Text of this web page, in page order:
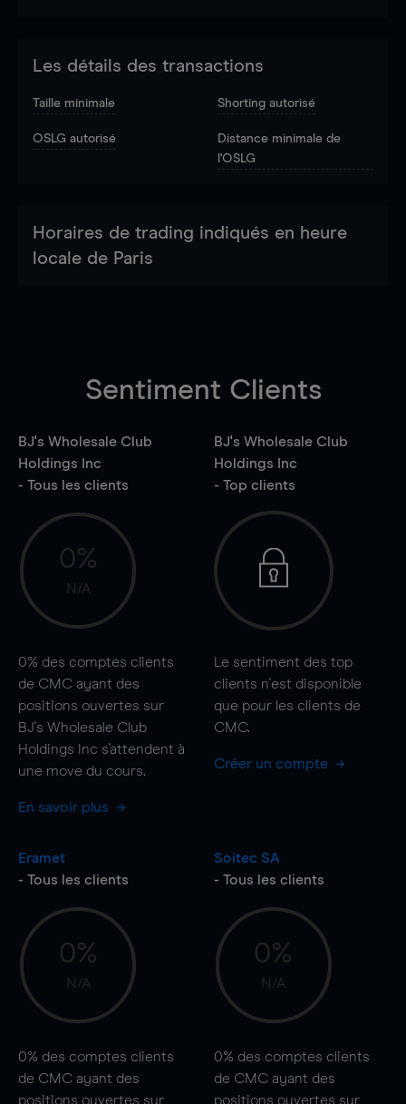
Les détails des transactions
Taille minimale Shorting autorisé
OSLG autorisé
Distance minimale de
l'OSLG
Horaires de trading indiqués en heure
locale de Paris
Sentiment Clients
BJ's Wholesale Club
Holdings Inc
- Tous les clients
0%
N/A
0% des comptes clients
de CMC ayant des
positions ouvertes sur
BJ's Wholesale Club
Holdings Inc s'attendent à
une move du cours.
En savoir plus
BJ's Wholesale Club
Holdings Inc
- Top clients
Le sentiment des top
clients n'est disponible
que pour les clients de
CMC.
Créer un compte
Eramet
- Tous les clients
0%
N/A
0% des comptes clients
de CMC ayant des
positions ouvertes sur
Soitec SA
- Tous les clients
0%
N/A
0% des comptes clients
de CMC ayant des
positions ouvertes sur